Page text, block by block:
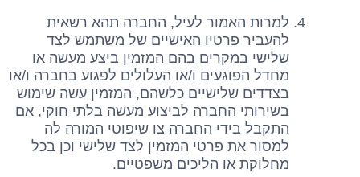
למרות האמור לעיל, החברה תהא רשאית
להעביר פרטיו האישיים של משתמש לצד
שלישי במקרים בהם המזמין ביצע מעשה או
מחדל הפוגעים ו/או העלולים לפגוע בחברה ו/או
בצדדים שלישיים כלשהם, המזמין עשה שימוש
בשירותי החברה לביצוע מעשה בלתי חוקי, אם
התקבל בידי החברה צו שיפוטי המורה לה
למסור את פרטי המזמין לצד שלישי וכן בכל
מחלוקת או הליכים משפטיים.